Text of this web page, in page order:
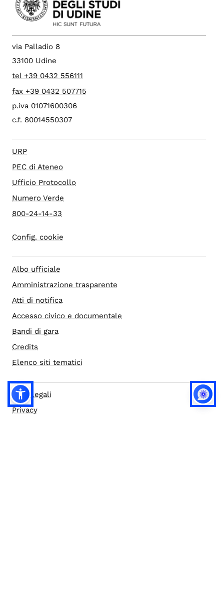
via Palladio 8
33100 Udine
tel +39 0432 556111
fax +39 0432 507715
p.iva 01071600306
c.f. 80014550307
URP
PEC di Ateneo
Ufficio Protocollo
Numero Verde
800-24-14-33
Config. cookie
Albo ufficiale
Amministrazione trasparente
Atti di notifica
Accesso civico e documentale
Bandi di gara
Credits
Elenco siti tematici
Note legali
Privacy